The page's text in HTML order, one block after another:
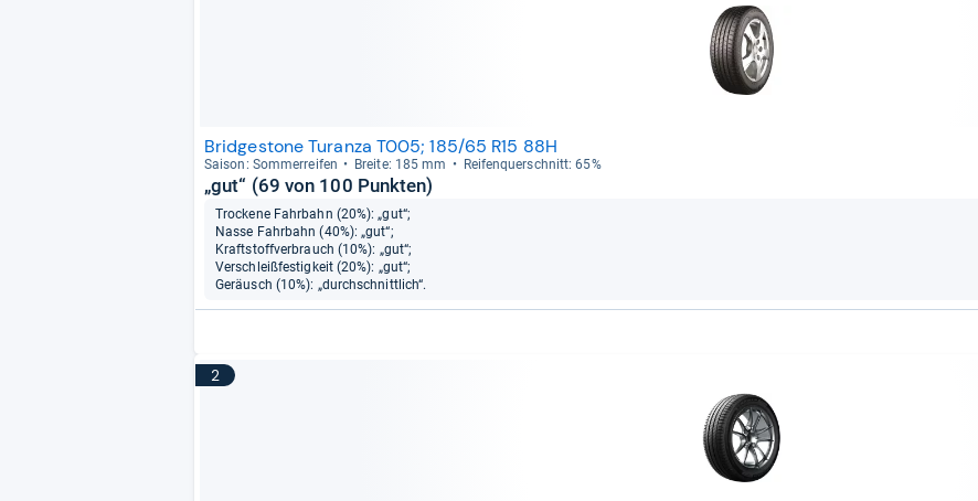
Bridgestone Turanza T005; 185/65 R15 88H
Sai­son: Som­mer­rei­fen Breite: 185 mm Rei­fen­quer­schnitt: 65%
„gut“ (69 von 100 Punkten)
Trockene Fahrbahn (20%): „gut“;
Nasse Fahrbahn (40%): „gut“;
Kraftstoffverbrauch (10%): „gut“;
Verschleißfestigkeit (20%): „gut“;
Geräusch (10%): „durchschnittlich“.
2